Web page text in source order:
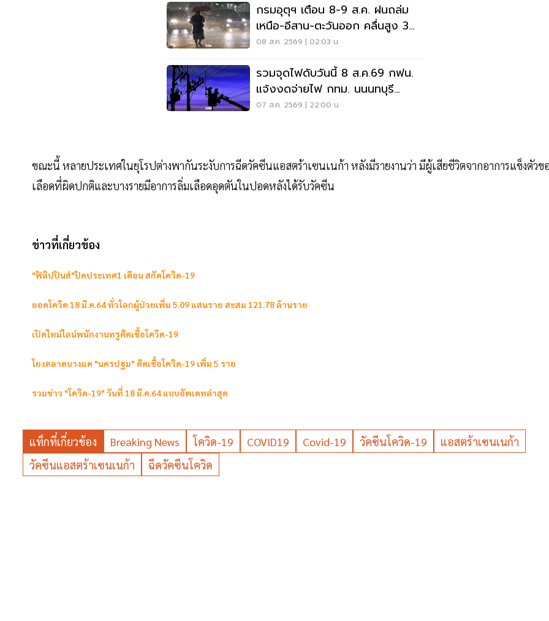
กรมอุตุฯ เตือน 8-9 ส.ค. ฝนถล่ม
เหนือ-อีสาน-ตะวันออก คลื่นสูง 3
เมตร
08 ส.ค. 2569 | 02:03 น.
รวมจุดไฟดับวันนี้ 8 ส.ค.69 กฟน.
แจ้งงดจ่ายไฟ กทม. นนนทบุรี
สมุทรปราการ
07 ส.ค. 2569 | 22:00 น.
ขณะนี้ หลายประเทศในยุโรปต่างพากันระงับการฉีดวัคซีนแอสตร้าเซนเนก้า หลังมีรายงานว่า มีผู้เสียชีวิตจากอาการแข็งตัวข
เลือดที่ผิดปกติและบางรายมีอาการลิ่มเลือดอุดตันในปอดหลังได้รับวัคซีน
ข่าวที่เกี่ยวข้อง
"ฟิลิปปินส์"ปิดประเทศ1 เดือน สกัดโควิด-19
ยอดโควิด 18 มี.ค.64 ทั่วโลกผู้ป่วยเพิ่ม 5.09 แสนราย สะสม 121.78 ล้านราย
เปิดไทม์ไลน์พนักงานทรูติดเชื้อโควิด-19
โยงตลาดบางแค "นครปฐม" ติดเชื้อโควิด-19 เพิ่ม 5 ราย
รวมข่าว "โควิด-19" วันที่ 18 มี.ค.64 แบบอัพเดทล่าสุด
แท็กที่เกี่ยวข้อง Breaking News โควิด-19 COVID19 Covid-19 วัคซีนโควิด-19
แอสตร้าเซนเนก้า
วัคซีนแอสตร้าเซนเนก้า
ฉีดวัคซีนโควิด